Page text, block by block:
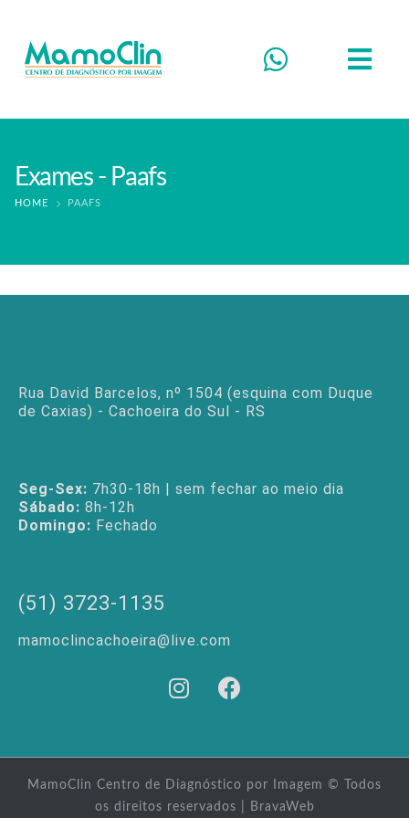
Exames - Paafs
HOME PAAFS
Rua David Barcelos, nº 1504 (esquina com Duque
de Caxias) - Cachoeira do Sul - RS
Seg-Sex: 7h30-18h | sem fechar ao meio dia
Sábado: 8h-12h
Domingo: Fechado
(51) 3723-1135
mamoclincachoeira@live.com
MamoClin Centro de Diagnóstico por Imagem © Todos
os direitos reservados |
BravaWeb